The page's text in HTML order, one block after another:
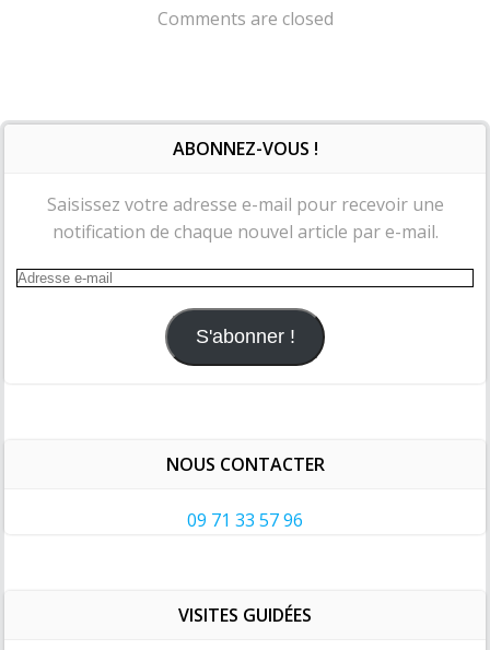
navigationnavigation
Comments are closed
ABONNEZ-VOUS !
Saisissez votre adresse e-mail pour recevoir une
notification de chaque nouvel article par e-mail.
Adresse
S'abonner !
NOUS CONTACTER
09 71 33 57 96
VISITES GUIDÉES